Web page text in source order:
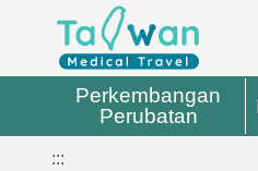
Perkembangan
Perubatan
:::